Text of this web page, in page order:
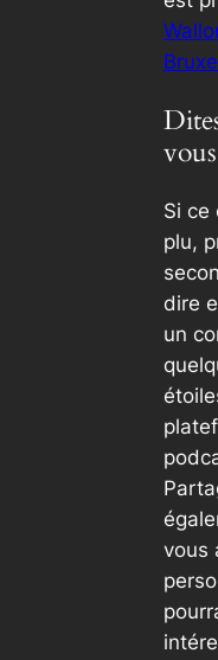
Si ce
plu,
dire
un
vous